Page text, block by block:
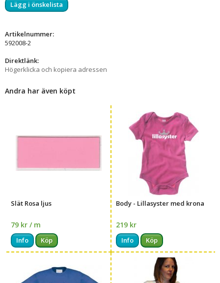
Lägg i önskelista
Artikelnummer:
592008-2
Direktlänk:
Högerklicka och kopiera adressen
Andra har även köpt
Slät Rosa ljus
79 kr / m
Info Köp
Body - Lillasyster med krona
219 kr
Info Köp